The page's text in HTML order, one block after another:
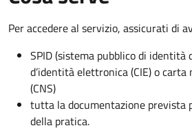
Per accedere al servizio, assicurati di
SPID (sistema pubblico di identità
d’identità elettronica (CIE) o carta
(CNS)
tutta la documentazione prevista
della pratica.